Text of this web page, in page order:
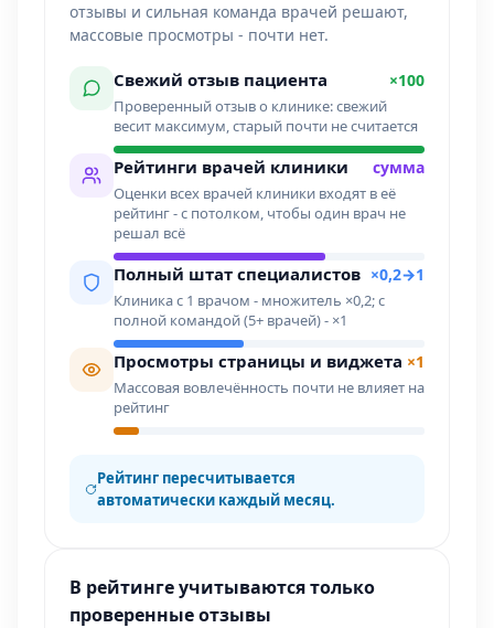
отзывы и сильная команда врачей решают,
массовые просмотры - почти нет.
Свежий отзыв пациента ×100
Проверенный отзыв о клинике: свежий
весит максимум, старый почти не считается
Рейтинги врачей клиники сумма
Оценки всех врачей клиники входят в её
рейтинг - с потолком, чтобы один врач не
решал всё
Полный штат специалистов ×0,2→1
Клиника с 1 врачом - множитель ×0,2; с
полной командой (5+ врачей) - ×1
Просмотры страницы и виджета ×1
Массовая вовлечённость почти не влияет на
рейтинг
Рейтинг пересчитывается
автоматически каждый месяц.
В рейтинге учитываются только
проверенные отзывы